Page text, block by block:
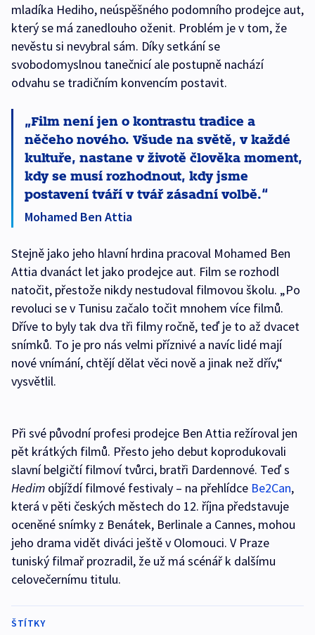
mladíka Hediho, neúspěšného podomního prodejce aut,
který se má zanedlouho oženit. Problém je v tom, že
nevěstu si nevybral sám. Díky setkání se
svobodomyslnou tanečnicí ale postupně nachází
odvahu se tradičním konvencím postavit.
Film není jen o kontrastu tradice a
něčeho nového. Všude na světě, v každé
kultuře, nastane v životě člověka moment,
kdy se musí rozhodnout, kdy jsme
postavení tváří v tvář zásadní volbě.
Mohamed Ben Attia
Stejně jako jeho hlavní hrdina pracoval Mohamed Ben
Attia dvanáct let jako prodejce aut. Film se rozhodl
natočit, přestože nikdy nestudoval filmovou školu. „Po
revoluci se v Tunisu začalo točit mnohem více filmů.
Dříve to byly tak dva tři filmy ročně, teď je to až dvacet
snímků. To je pro nás velmi příznivé a navíc lidé mají
nové vnímání, chtějí dělat věci nově a jinak než dřív,“
vysvětlil.
Při své původní profesi prodejce Ben Attia režíroval jen
pět krátkých filmů. Přesto jeho debut koprodukovali
slavní belgičtí filmoví tvůrci, bratři Dardennové. Teď s
Hedim objíždí filmové festivaly – na přehlídce Be2Can,
která v pěti českých městech do 12. října představuje
oceněné snímky z Benátek, Berlinale a Cannes, mohou
jeho drama vidět diváci ještě v Olomouci. V Praze
tuniský filmař prozradil, že už má scénář k dalšímu
celovečernímu titulu.
ŠTÍTKY